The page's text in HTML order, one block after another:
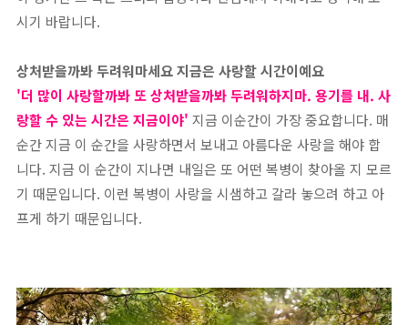
시기 바랍니다.
상처받을까봐 두려워마세요 지금은 사랑할 시간이예요
'더 많이 사랑할까봐 또 상처받을까봐 두려워하지마. 용기를 내. 사
랑할 수 있는 시간은 지금이야' 지금 이순간이 가장 중요합니다. 매
순간 지금 이 순간을 사랑하면서 보내고 아름다운 사랑을 해야 합
니다. 지금 이 순간이 지나면 내일은 또 어떤 복병이 찾아올 지 모르
기 때문입니다. 이런 복병이 사랑을 시샘하고 갈라 놓으려 하고 아
프게 하기 때문입니다.